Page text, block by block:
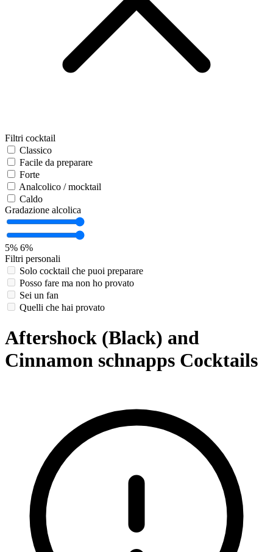
Filtri cocktail
Classico
Facile da preparare
Forte
Analcolico / mocktail
Caldo
Gradazione alcolica
5% 6%
Filtri personali
Solo cocktail che puoi preparare
Posso fare ma non ho provato
Sei un fan
Quelli che hai provato
Aftershock (Black) and
Cinnamon schnapps Cocktails